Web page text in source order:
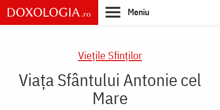
Skip
to
main
Meniu
Vieţile Sfinţilor
Viața Sfântului Antonie cel
Mare